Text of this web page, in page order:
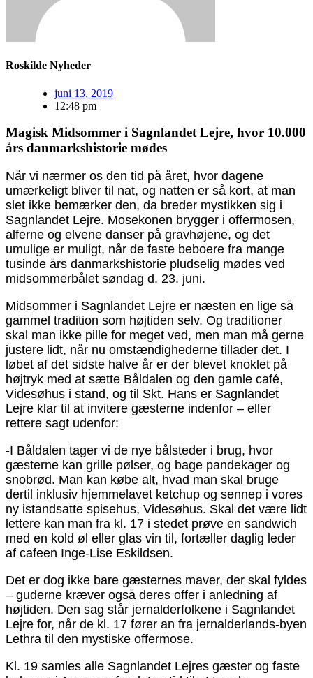
Roskilde Nyheder
juni 13, 2019
12:48 pm
Magisk Midsommer i Sagnlandet Lejre, hvor 10.000
års danmarkshistorie mødes
Når vi nærmer os den tid på året, hvor dagene
umærkeligt bliver til nat, og natten er så kort, at man
slet ikke bemærker den, da breder mystikken sig i
Sagnlandet Lejre. Mosekonen brygger i offermosen,
alferne og elvene danser på gravhøjene, og det
umulige er muligt, når de faste beboere fra mange
tusinde års danmarkshistorie pludselig mødes ved
midsommerbålet søndag d. 23. juni.
Midsommer i Sagnlandet Lejre er næsten en lige så
gammel tradition som højtiden selv. Og traditioner
skal man ikke pille for meget ved, men man må gerne
justere lidt, når nu omstændighederne tillader det. I
løbet af det sidste halve år er der blevet knoklet på
højtryk med at sætte Båldalen og den gamle café,
Videsøhus i stand, og til Skt. Hans er Sagnlandet
Lejre klar til at invitere gæsterne indenfor – eller
rettere sagt udenfor:
-I Båldalen tager vi de nye bålsteder i brug, hvor
gæsterne kan grille pølser, og bage pandekager og
snobrød. Man kan købe alt, hvad man skal bruge
dertil inklusiv hjemmelavet ketchup og sennep i vores
ny istandsatte spisehus, Videsøhus. Skal det være lidt
lettere kan man fra kl. 17 i stedet prøve en sandwich
med en kold øl eller glas vin til, fortæller daglig leder
af cafeen Inge-Lise Eskildsen.
Det er dog ikke bare gæsternes maver, der skal fyldes
– guderne kræver også deres offer i anledning af
højtiden. Den sag står jernalderfolkene i Sagnlandet
Lejre for, når de kl. 17 fører an fra jernalderlands-byen
Lethra til den mystiske offermose.
Kl. 19 samles alle Sagnlandet Lejres gæster og faste